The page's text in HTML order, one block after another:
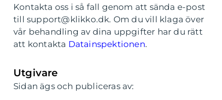
Kontakta oss i så fall genom att sända e-post
till support@klikko.dk. Om du vill klaga över
vår behandling av dina uppgifter har du rätt
att kontakta Datainspektionen.
Utgivare
Sidan ägs och publiceras av: